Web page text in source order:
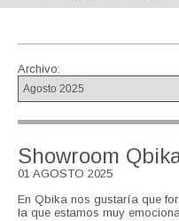
Archivo:
Showroom
01 AGOSTO 2025
En Qbika nos gustaría que
la que estamos muy